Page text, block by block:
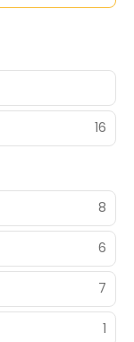
16
8
6
7
1